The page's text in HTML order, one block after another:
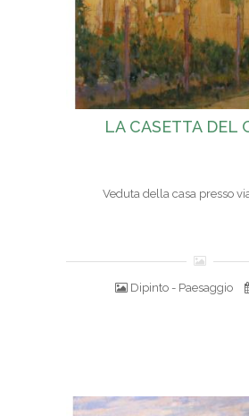
LA CASETTA DEL
Veduta della casa presso
Dipinto - Paesaggio